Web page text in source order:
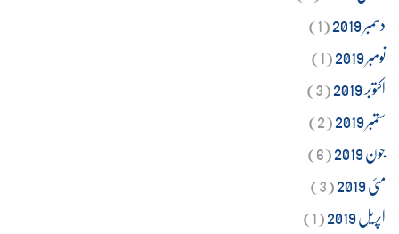
دسمبر 2019
(1)
نومبر 2019
(1)
اکتوبر 2019
(3)
ستمبر 2019
(2)
جون 2019
(6)
مئی 2019
(3)
اپریل 2019
(1)